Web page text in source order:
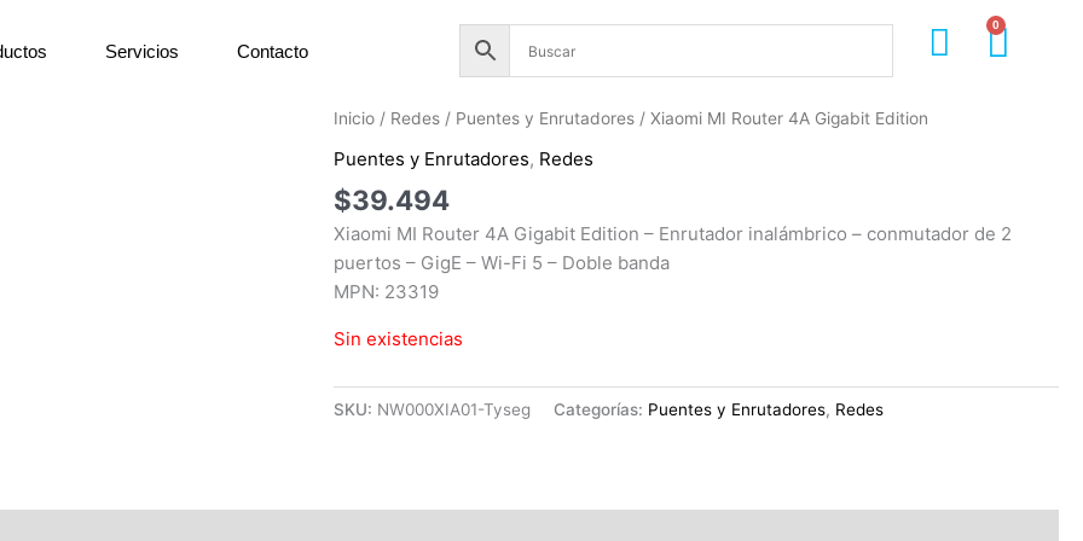
Servicios Contacto
0
Cart
Inicio / Redes / Puentes y Enrutadores / Xiaomi MI Router 4A Gigabit Edition
Puentes y Enrutadores, Redes
$39.494
Xiaomi MI Router 4A Gigabit Edition – Enrutador inalámbrico – conmutador de 2
puertos – GigE – Wi-Fi 5 – Doble banda
MPN: 23319
Sin existencias
SKU: NW000XIA01-Tyseg Categorías: Puentes y Enrutadores, Redes